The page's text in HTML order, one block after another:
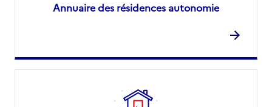
Annuaire des résidences autonomie